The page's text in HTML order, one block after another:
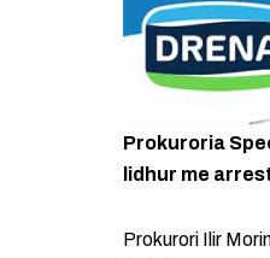
Prokuroria
lidhur me
Prokurori Ilir